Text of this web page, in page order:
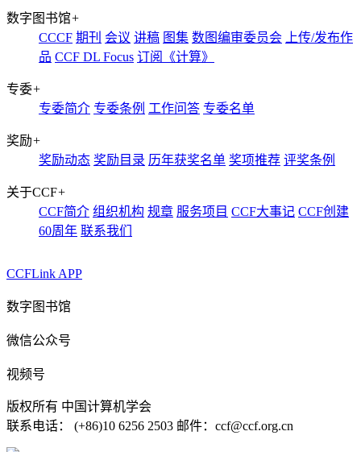
数字图书馆+
CCCF 期刊 会议 讲稿 图集 数图编审委员会
上传/发布作
品 CCF DL Focus 订阅《计算》
专委+
专委简介 专委条例 工作问答 专委名单
奖励+
奖励动态 奖励目录 历年获奖名单 奖项推荐 评奖条例
关于CCF+
CCF简介 组织机构 规章 服务项目 CCF大事记 CCF创建
60周年 联系我们
CCFLink APP
数字图书馆
微信公众号
视频号
版权所有 中国计算机学会
联系电话： (+86)10 6256 2503 邮件：ccf@ccf.org.cn